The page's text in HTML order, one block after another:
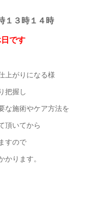
３時１４時
です
がりになる様
握し
施術やケア方法を
いてから
すので
ります。